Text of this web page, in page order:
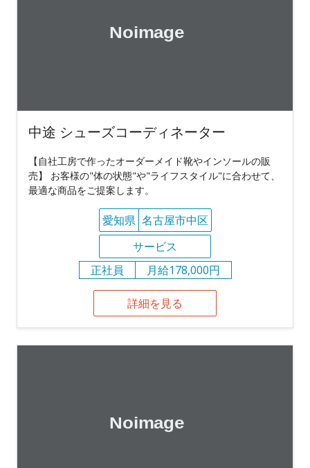
中途 シューズコーディネーター
【自社工房で作ったオーダーメイド靴やインソールの販
売】 お客様の"体の状態"や"ライフスタイル"に合わせて、
最適な商品をご提案します。
愛知県 名古屋市中区
サービス
正社員
月給178,000円
詳細を見る